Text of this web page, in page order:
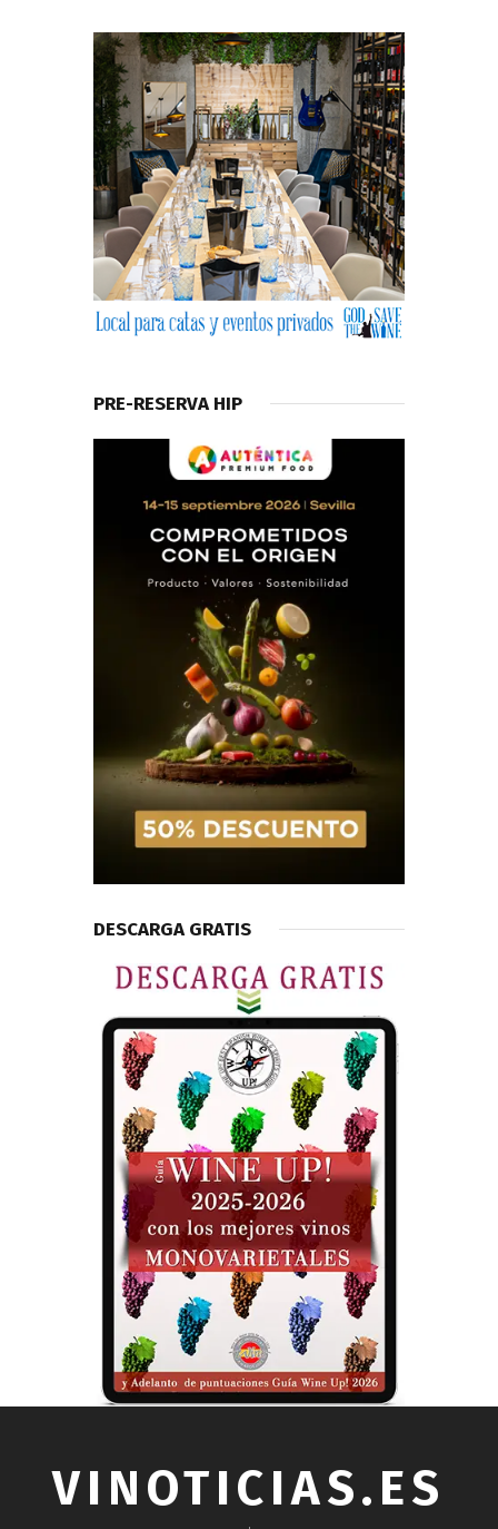
PRE-RESERVA HIP
DESCARGA GRATIS
VINOTICIAS.ES